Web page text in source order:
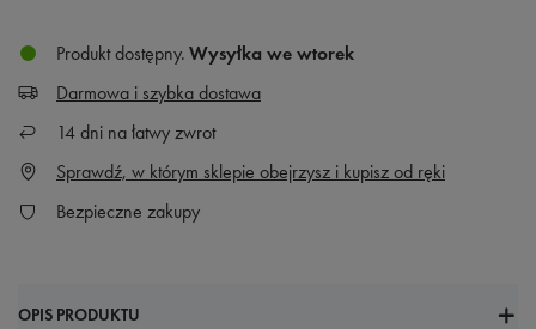
Produkt dostępny Wysyłka we wtorek
Darmowa i szybka dostawa
14 dni na łatwy zwrot
Sprawdź, w którym sklepie obejrzysz i kupisz od ręki
Bezpieczne zakupy
OPIS PRODUKTU